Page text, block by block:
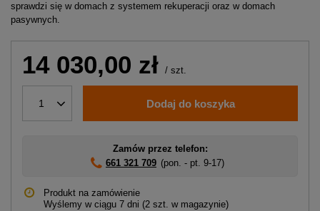
sprawdzi się w domach z systemem rekuperacji oraz w domach
pasywnych.
14 030,00 zł / szt.
1 Dodaj do koszyka
Zamów przez telefon:
661 321 709 (pon. - pt. 9-17)
Produkt na zamówienie
Wyślemy w ciągu 7 dni (2 szt. w magazynie)